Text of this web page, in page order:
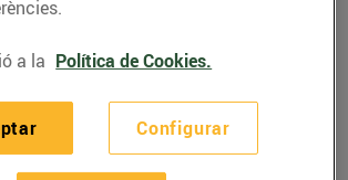
de bou de
a la Política de Cookies.
Configurar